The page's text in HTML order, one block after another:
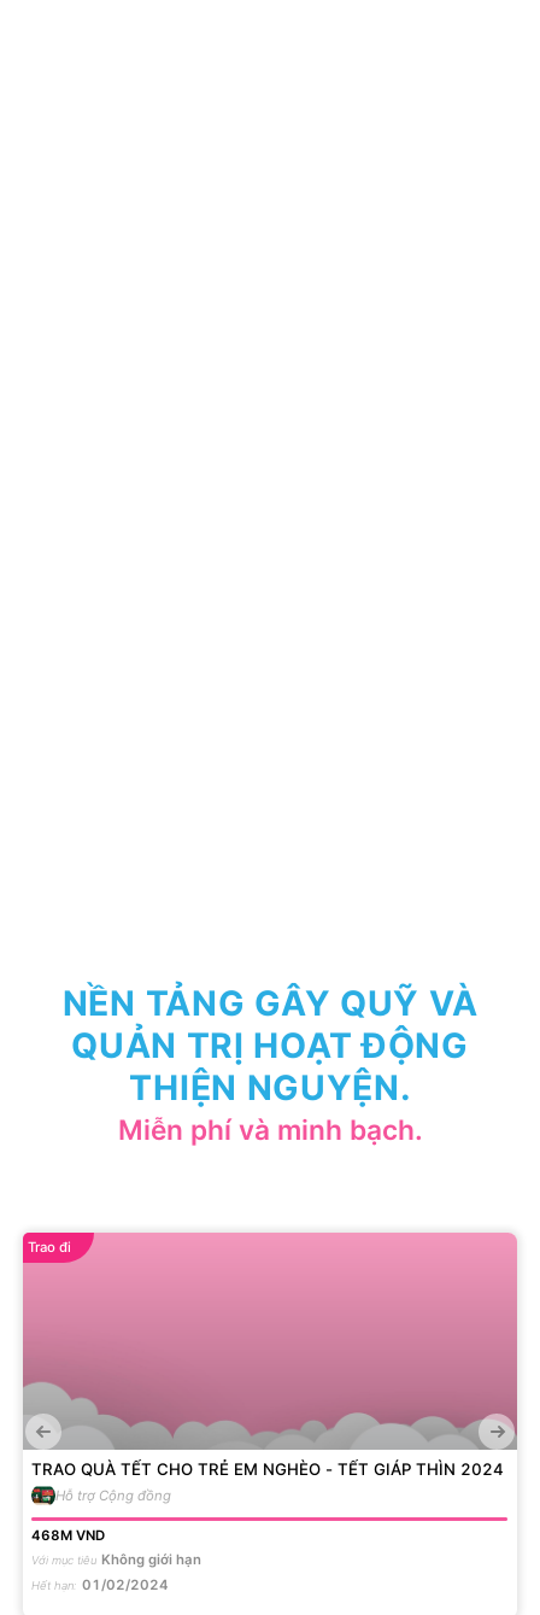
NỀN TẢNG GÂY QUỸ VÀ
QUẢN TRỊ HOẠT ĐỘNG
THIỆN NGUYỆN.
Miễn phí và minh bạch.
Trao đi
TRAO QUÀ TẾT CHO TRẺ EM NGHÈO - TẾT GIÁP THÌN 2024
Hỗ trợ Cộng đồng
468M VND
Với mục tiêu Không giới hạn
Hết hạn: 01/02/2024